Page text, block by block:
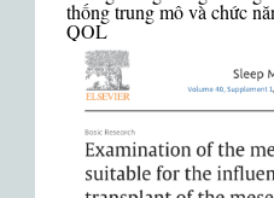
thống trung mô và chức
QOL